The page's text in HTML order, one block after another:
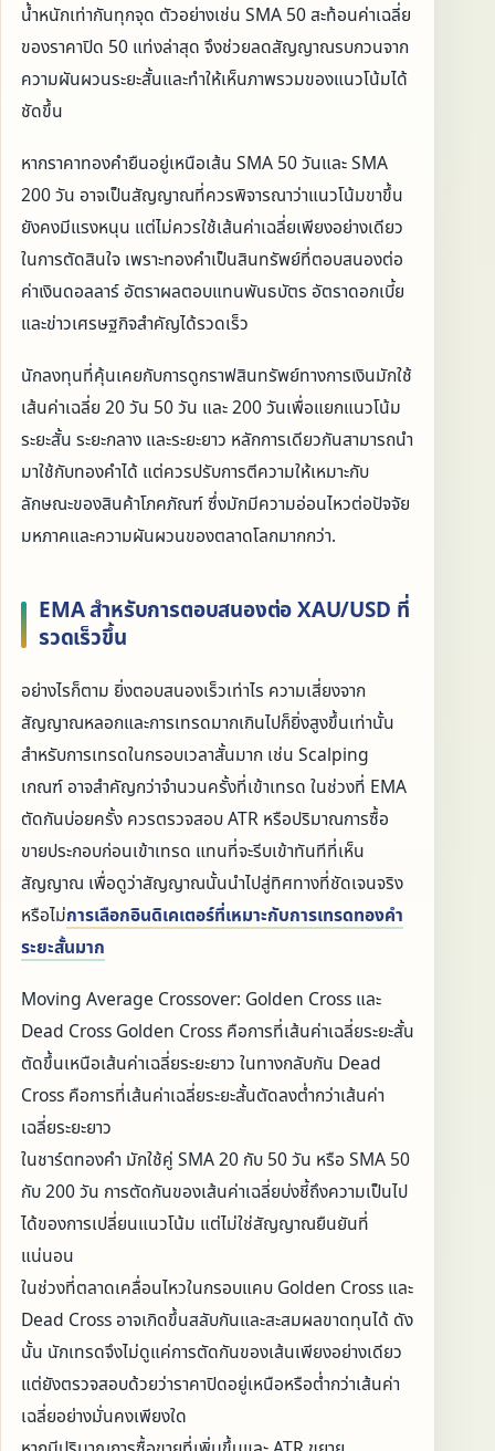
น้ำหนักเท่ากันทุกจุด ตัวอย่างเช่น SMA 50 สะท้อนค่าเฉลี่ย
ของราคาปิด 50 แท่งล่าสุด จึงช่วยลดสัญญาณรบกวนจาก
ความผันผวนระยะสั้นและทำให้เห็นภาพรวมของแนวโน้มได้
ชัดขึ้น
หากราคาทองคำยืนอยู่เหนือเส้น SMA 50 วันและ SMA
200 วัน อาจเป็นสัญญาณที่ควรพิจารณาว่าแนวโน้มขาขึ้น
ยังคงมีแรงหนุน แต่ไม่ควรใช้เส้นค่าเฉลี่ยเพียงอย่างเดียว
ในการตัดสินใจ เพราะทองคำเป็นสินทรัพย์ที่ตอบสนองต่อ
ค่าเงินดอลลาร์ อัตราผลตอบแทนพันธบัตร อัตราดอกเบี้ย
และข่าวเศรษฐกิจสำคัญได้รวดเร็ว
นักลงทุนที่คุ้นเคยกับการดูกราฟสินทรัพย์ทางการเงินมักใช้
เส้นค่าเฉลี่ย 20 วัน 50 วัน และ 200 วันเพื่อแยกแนวโน้ม
ระยะสั้น ระยะกลาง และระยะยาว หลักการเดียวกันสามารถนำ
มาใช้กับทองคำได้ แต่ควรปรับการตีความให้เหมาะกับ
ลักษณะของสินค้าโภคภัณฑ์ ซึ่งมักมีความอ่อนไหวต่อปัจจัย
มหภาคและความผันผวนของตลาดโลกมากกว่า.
EMA สำหรับการตอบสนองต่อ XAU/USD ที่
รวดเร็วขึ้น
อย่างไรก็ตาม ยิ่งตอบสนองเร็วเท่าไร ความเสี่ยงจาก
สัญญาณหลอกและการเทรดมากเกินไปก็ยิ่งสูงขึ้นเท่านั้น
สำหรับการเทรดในกรอบเวลาสั้นมาก เช่น Scalping
เกณฑ์ อาจสำคัญกว่าจำนวนครั้งที่เข้าเทรด ในช่วงที่ EMA
ตัดกันบ่อยครั้ง ควรตรวจสอบ ATR หรือปริมาณการซื้อ
ขายประกอบก่อนเข้าเทรด แทนที่จะรีบเข้าทันทีที่เห็น
สัญญาณ เพื่อดูว่าสัญญาณนั้นนำไปสู่ทิศทางที่ชัดเจนจริง
หรือไม่การเลือกอินดิเคเตอร์ที่เหมาะกับการเทรดทองคำ
ระยะสั้นมาก
Moving Average Crossover: Golden Cross และ
Dead Cross Golden Cross คือการที่เส้นค่าเฉลี่ยระยะสั้น
ตัดขึ้นเหนือเส้นค่าเฉลี่ยระยะยาว ในทางกลับกัน Dead
Cross คือการที่เส้นค่าเฉลี่ยระยะสั้นตัดลงต่ำกว่าเส้นค่า
เฉลี่ยระยะยาว
ในชาร์ตทองคำ มักใช้คู่ SMA 20 กับ 50 วัน หรือ SMA 50
กับ 200 วัน การตัดกันของเส้นค่าเฉลี่ยบ่งชี้ถึงความเป็นไป
ได้ของการเปลี่ยนแนวโน้ม แต่ไม่ใช่สัญญาณยืนยันที่
แน่นอน
ในช่วงที่ตลาดเคลื่อนไหวในกรอบแคบ Golden Cross และ
Dead Cross อาจเกิดขึ้นสลับกันและสะสมผลขาดทุนได้ ดัง
นั้น นักเทรดจึงไม่ดูแค่การตัดกันของเส้นเพียงอย่างเดียว
แต่ยังตรวจสอบด้วยว่าราคาปิดอยู่เหนือหรือต่ำกว่าเส้นค่า
เฉลี่ยอย่างมั่นคงเพียงใด